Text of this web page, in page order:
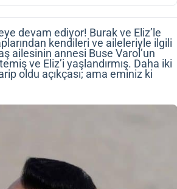
devam ediyor! Burak ve Eliz’le
kendileri ve aileleriyle ilgili
ailesinin annesi Buse Varol’un
ve Eliz’i yaşlandırmış. Daha iki
oldu açıkçası; ama eminiz ki